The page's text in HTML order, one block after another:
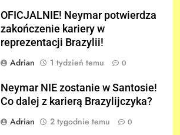
OFICJALNIE! Neymar potwierdza
zakończenie kariery w
reprezentacji Brazylii!
Adrian
1 tydzień temu 0
Neymar NIE zostanie w Santosie!
Co dalej z karierą Brazylijczyka?
Adrian
2 tygodnie temu 0